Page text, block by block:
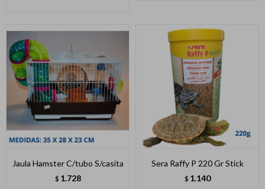
Jaula Hamster C/tubo S/casita
$ 1.728
Sera Raffy P 220 Gr Stick
$ 1.140